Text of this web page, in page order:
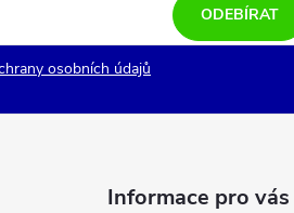
osobních údajů
ODEBÍRAT
Informace pro vás